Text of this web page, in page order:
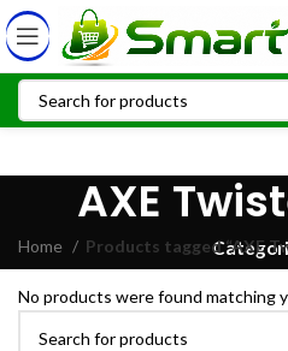
AXE
Home Products tagged “AXE
No products were found matching